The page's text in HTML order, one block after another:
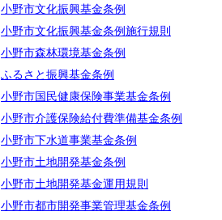
小野市文化振興基金条例
小野市文化振興基金条例施行規則
小野市森林環境基金条例
ふるさと振興基金条例
小野市国民健康保険事業基金条例
小野市介護保険給付費準備基金条例
小野市下水道事業基金条例
小野市土地開発基金条例
小野市土地開発基金運用規則
小野市都市開発事業管理基金条例